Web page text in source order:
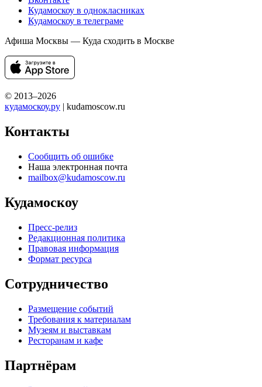
Кудамоскоу в однокласниках
Кудамоскоу в телеграме
Афиша Москвы — Куда сходить в Москве
© 2013–2026
кудамоскоу.ру | kudamoscow.ru
Контакты
Сообщить об ошибке
Наша электронная почта
mailbox@kudamoscow.ru
Кудамоскоу
Пресс-релиз
Редакционная политика
Правовая информация
Формат ресурса
Сотрудничество
Размещение событий
Требования к материалам
Музеям и выставкам
Ресторанам и кафе
Партнёрам